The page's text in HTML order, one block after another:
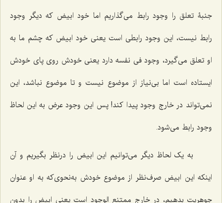
جنبۀ تعلق را وجود رابط می‌گذاریم اما خود ابیض که دیگر وجود
رابط نیست، این وجود رابطی است یعنی خود ابیض که چشم ما به
او تعلق می‌گیرد، وجود فی نفسه دارد یعنی خودش روی پای خودش
ایستاده است اما بی‌نیاز از موضوع نیست و تا موضوع نباشد، این
نمی‌تواند در خارج وجود پیدا کند! پس این وجود عرض به این لحاظ
وجود رابط می‌شود.
به یک لحاظ دیگر می‌توانیم این ابیض را درنظر بگیریم و آن
اینکه این ابیض صرف‌نظر از موضوع خودش به‌نحوی‌که به او عنوان
جوهریت بدهیم، در خارج ممتنع الوجود است یعنی ابیض را بدون